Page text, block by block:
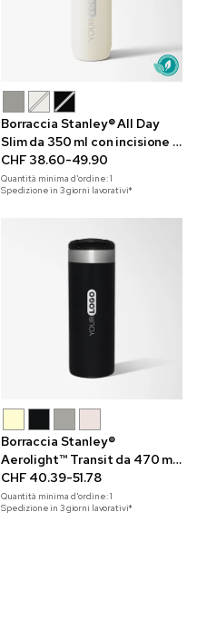
Borraccia Stanley® All Day
Slim da 350 ml con incisione a
laser
CHF 38.60-49.90
Quantità minima d'ordine:1
Spedizione in 3 giorni lavorativi*
Borraccia Stanley®
Aerolight™ Transit da 470 ml
con incisione a laser
CHF 40.39-51.78
Quantità minima d'ordine:1
Spedizione in 3 giorni lavorativi*